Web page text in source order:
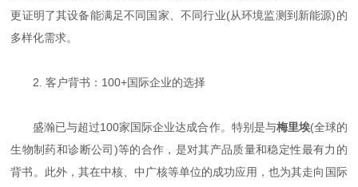
更证明了其设备能满足不同国家、不同行业(从环境监测到新能源)的
多样化需求。
2. 客户背书：100+国际企业的选择
盛瀚已与超过100家国际企业达成合作。特别是与梅里埃(全球的
生物制药和诊断公司)等的合作，是对其产品质量和稳定性最有力的
背书。此外，其在中核、中广核等单位的成功应用，也为其走向国际